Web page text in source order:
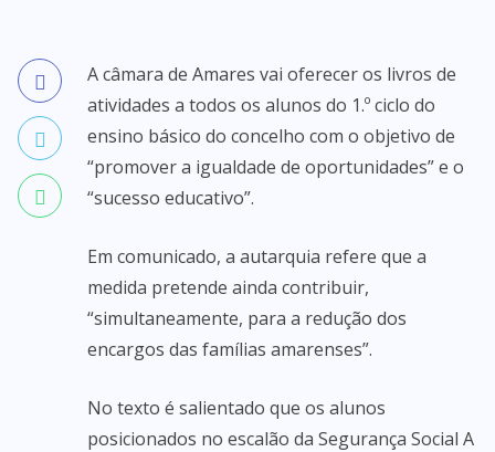
A câmara de Amares vai oferecer os livros de
atividades a todos os alunos do 1.º ciclo do
ensino básico do concelho com o objetivo de
“promover a igualdade de oportunidades” e o
“sucesso educativo”.
Em comunicado, a autarquia refere que a
medida pretende ainda contribuir,
“simultaneamente, para a redução dos
encargos das famílias amarenses”.
No texto é salientado que os alunos
posicionados no escalão da Segurança Social A